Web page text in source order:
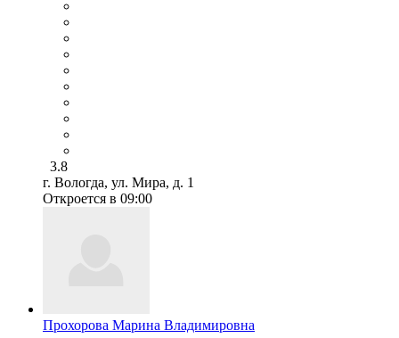
3.8
г. Вологда, ул. Мира, д. 1
Откроется в 09:00
Прохорова Марина Владимировна